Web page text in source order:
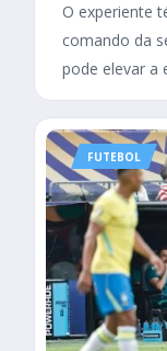
O experiente
comando da
pode elevar a
FUTEBOL